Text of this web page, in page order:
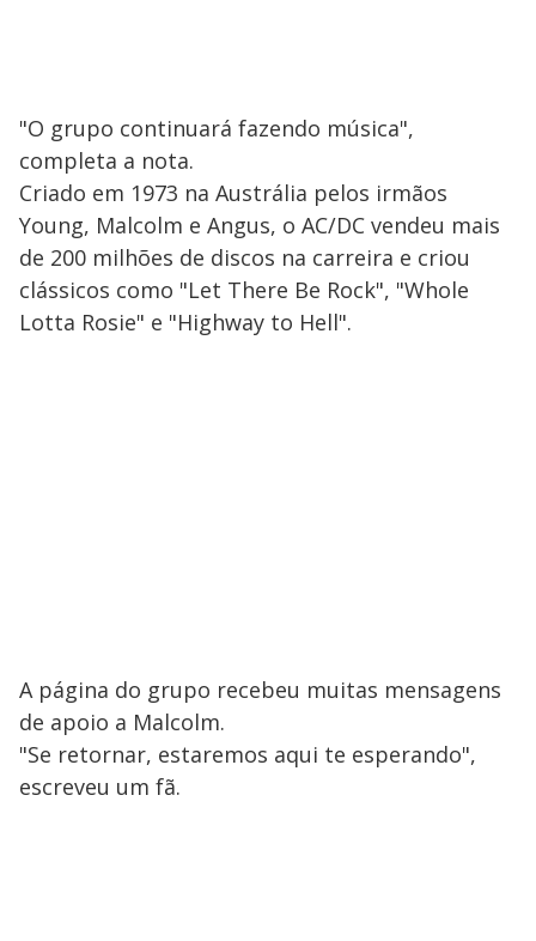
"O grupo continuará fazendo música",
completa a nota.
Criado em 1973 na Austrália pelos irmãos
Young, Malcolm e Angus, o AC/DC vendeu mais
de 200 milhões de discos na carreira e criou
clássicos como "Let There Be Rock", "Whole
Lotta Rosie" e "Highway to Hell".
A página do grupo recebeu muitas mensagens
de apoio a Malcolm.
"Se retornar, estaremos aqui te esperando",
escreveu um fã.